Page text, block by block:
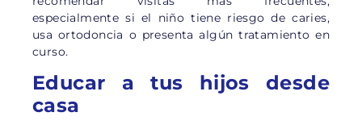
especialmente si el niño tiene riesgo de caries,
usa ortodoncia o presenta algún tratamiento en
curso.
Educar a tus hijos desde
casa